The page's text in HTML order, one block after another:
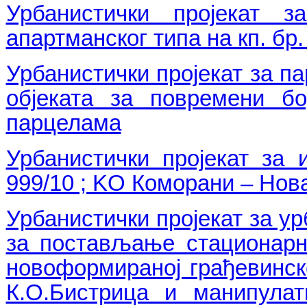
Урбанистички пројекат
апартманског типа на кп.
Урбанистички пројекат за
објеката за повремени
парцелама
Урбанистички пројекат
999/10 ; KO Коморани –
Урбанистички пројекат за
за постављање
новоформираној
К.О.Бистрица и